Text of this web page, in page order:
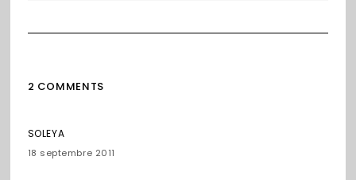
2 COMMENTS
SOLEYA
18 septembre 2011